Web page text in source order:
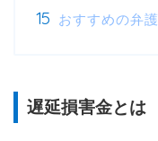
おすすめの弁
遅延損害金とは